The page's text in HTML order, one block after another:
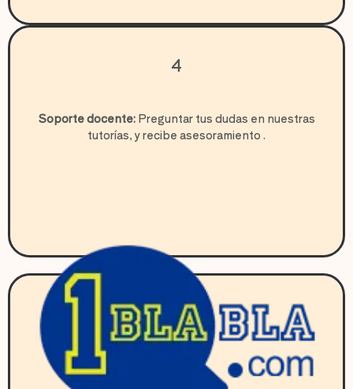
4
Soporte docente:Preguntar tus dudas en nuestras
tutorías, y recibe asesoramiento .
5